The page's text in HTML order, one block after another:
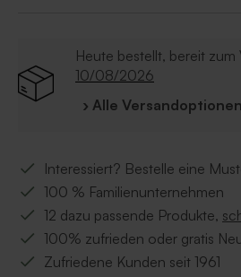
Heute bestellt, bereit zum
10/08/2026
› Alle
Interessiert? Bestelle eine
100 % Familienunternehmen
12 dazu passende Produkte,
100% zufrieden oder gratis
Zufriedene Kunden seit 1961